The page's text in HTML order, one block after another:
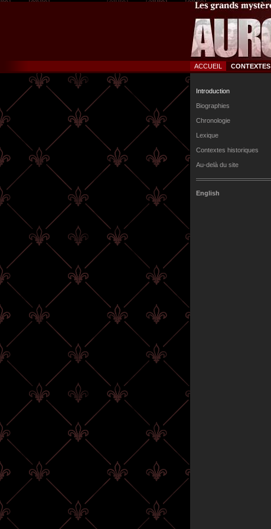
ACCUEIL CONTEXTES
Introduction
Biographies
Chronologie
Lexique
Contextes historiques
Au-delà du site
English